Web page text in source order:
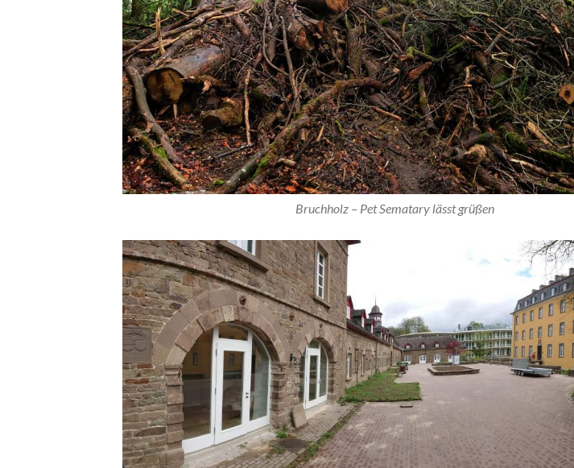
Bruchholz – Pet Sematary lässt grüßen